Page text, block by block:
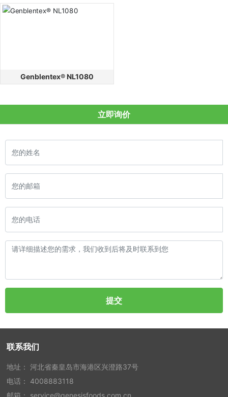
Genblentex® NL1080
立即询价
提交
联系我们
地址： 河北省秦皇岛市海港区兴澄路37号
电话： 4008883118
邮箱： service@genesisfoods.com.cn